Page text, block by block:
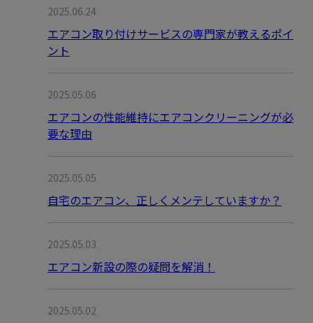
2025.06.24
エアコン取り付けサービスの専門家が教えるポイ
ント
2025.05.06
エアコンの性能維持にエアコンクリーニングが必
要な理由
2025.05.05
自宅のエアコン、正しくメンテしていますか？
2025.05.03
エアコン新設の際の疑問を解消！
2025.05.02